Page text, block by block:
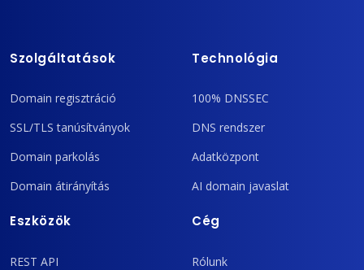
Szolgáltatások
Domain regisztráció
SSL/TLS tanúsítványok
Domain parkolás
Domain átirányítás
Technológia
100% DNSSEC
DNS rendszer
Adatközpont
AI domain javaslat
Eszközök
REST API
Cég
Rólunk